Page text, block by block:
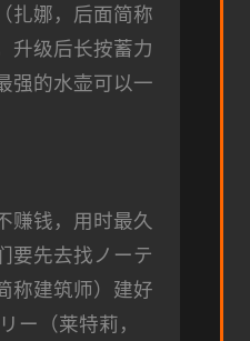
扎娜，后面简称
升级后长按蓄力
强的水壶可以一
赚钱，用时最久
要先去找ノーテ
称建筑师）建好
ー（莱特莉，